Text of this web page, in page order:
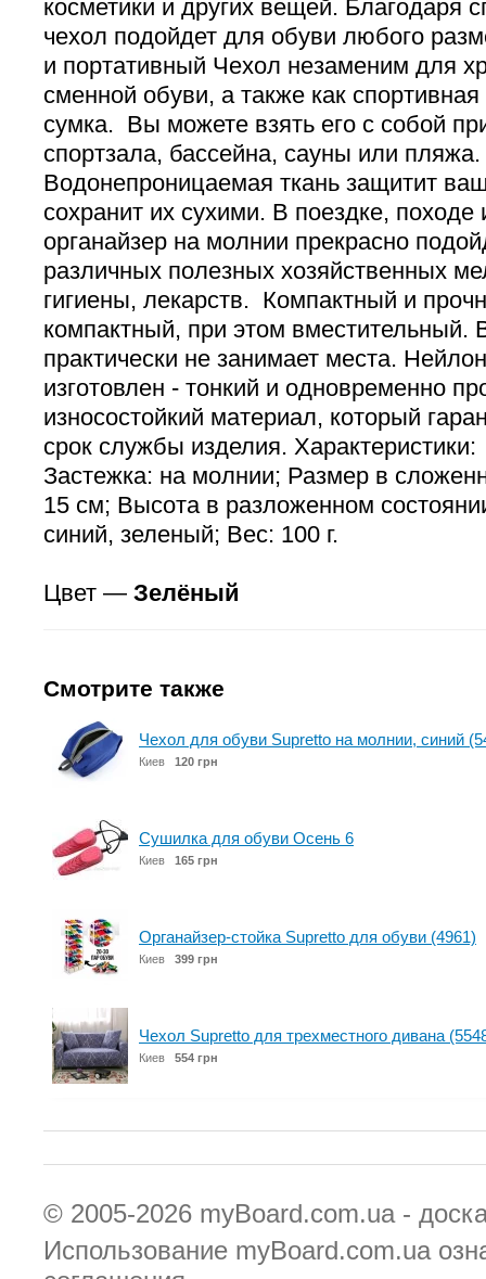
косметики и других вещей. Благодаря
чехол подойдет для обуви любого
и портативный Чехол незаменим для
сменной обуви, а также как
сумка. Вы можете взять его с собой
спортзала, бассейна, сауны или пляжа.
Водонепроницаемая ткань защитит
сохранит их сухими. В поездке, походе
органайзер на молнии прекрасно
различных полезных хозяйственных
гигиены, лекарств. Компактный и
компактный, при этом вместительный.
практически не занимает места.
изготовлен - тонкий и одновременно
износостойкий материал, который
срок службы изделия.
Застежка: на молнии; Размер в
15 см; Высота в разложенном
синий, зеленый; Вес: 100 г.
Цвет — Зелёный
Смотрите также
Чехол для обуви Supretto на молнии, синий
Киев 120 грн
Сушилка для обуви Осень 6
Киев 165 грн
Органайзер-стойка Supretto для обуви (4961)
Киев 399 грн
Чехол Supretto для трехместного дивана
Киев 554 грн
© 2005-2026 myBoard.com.ua -
Использование myBoard.com.ua